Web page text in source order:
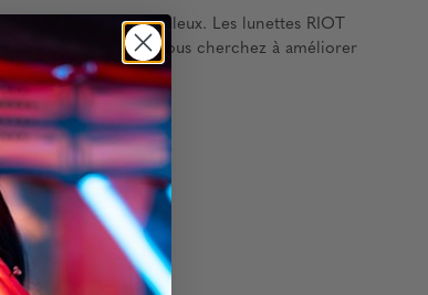
un confort fabuleux. Les lunettes RIOT
Lorsque vous cherchez à améliorer